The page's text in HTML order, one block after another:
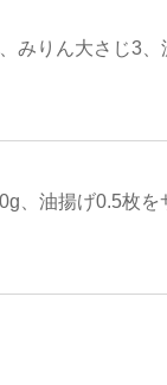
みりん大さじ3
、油揚げ0.5枚